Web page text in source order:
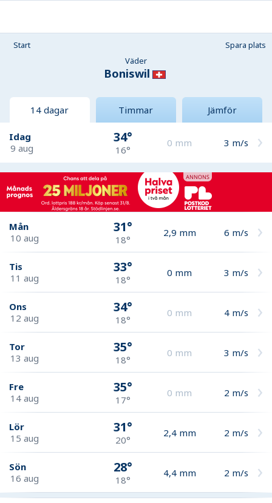
Start
Spara plats
Väder
Boniswil
14 dagar Timmar Jämför
Idag
9 aug
34°
16°
0 mm 3 m/s
Mån
10 aug
31°
18°
2,9 mm 6 m/s
Tis
11 aug
33°
18°
0 mm 3 m/s
Ons
12 aug
34°
18°
0 mm 4 m/s
Tor
13 aug
35°
18°
0 mm 3 m/s
Fre
14 aug
35°
17°
0 mm 2 m/s
Lör
15 aug
31°
20°
2,4 mm 2 m/s
Sön
16 aug
28°
18°
4,4 mm 2 m/s